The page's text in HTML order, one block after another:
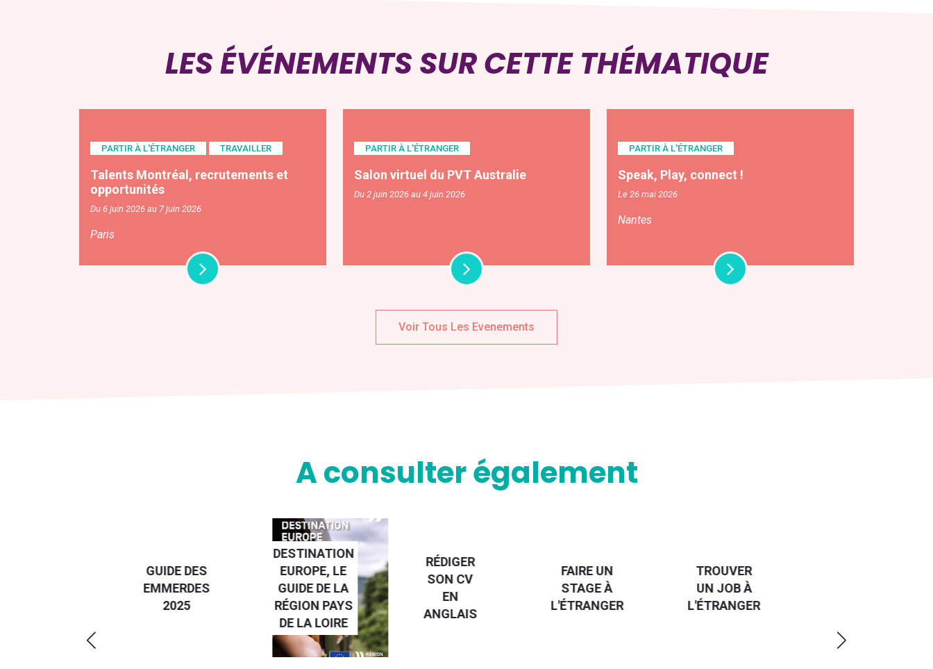
LES ÉVÉNEMENTS SUR CETTE THÉMATIQUE
PARTIR À L'ÉTRANGER TRAVAILLER
Talents Montréal, recrutements et
opportunités
Du 6 juin 2026 au 7 juin 2026
Paris
PARTIR À L'ÉTRANGER
Salon virtuel du PVT Australie
Du 2 juin 2026 au 4 juin 2026
PARTIR À L'ÉTRANGER
Speak, Play, connect !
Le 26 mai 2026
Nantes
Voir Tous Les Evenements
A consulter également
GUIDE DES
EMMERDES
2025
DESTINATION
EUROPE, LE
GUIDE DE LA
RÉGION PAYS
DE LA LOIRE
RÉDIGER
SON CV
EN
ANGLAIS
FAIRE UN
STAGE À
L'ÉTRANGER
TROUVER
UN JOB À
L'ÉTRANGER